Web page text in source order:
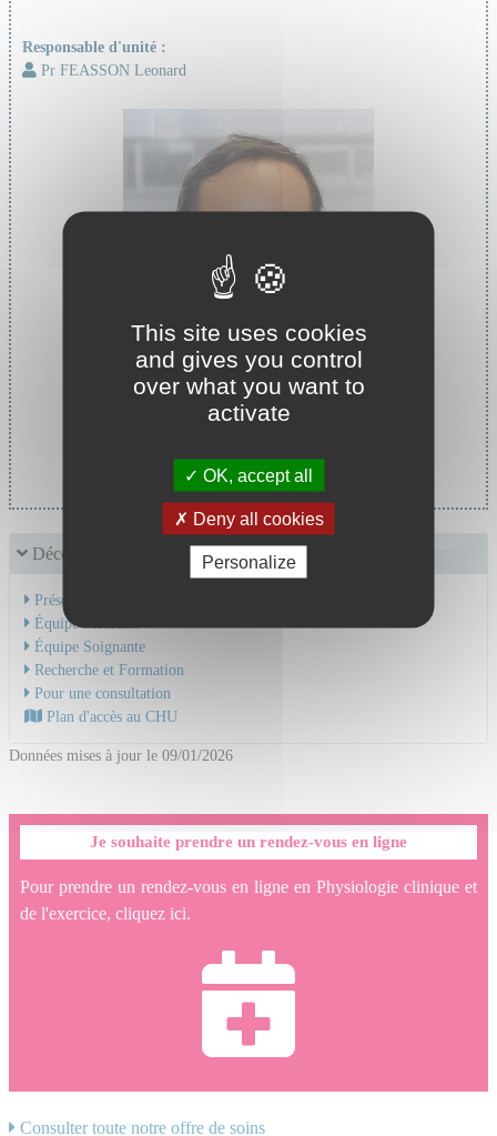
Responsable d'unité :
Pr FEASSON Leonard
Pr ROCHE Frederic
Découvrir le service
Présentation de l'activité
Équipe Médicale
Équipe Soignante
Recherche et Formation
Pour une consultation
Plan d'accès au CHU
Données mises à jour le 09/01/2026
Je souhaite prendre un rendez-vous en ligne
Pour prendre un rendez-vous en ligne en Physiologie clinique et
de l'exercice, cliquez ici.
Consulter toute notre offre de soins
This site uses cookies
and gives you control
over what you want to
activate
OK, accept all
Deny all cookies
Personalize